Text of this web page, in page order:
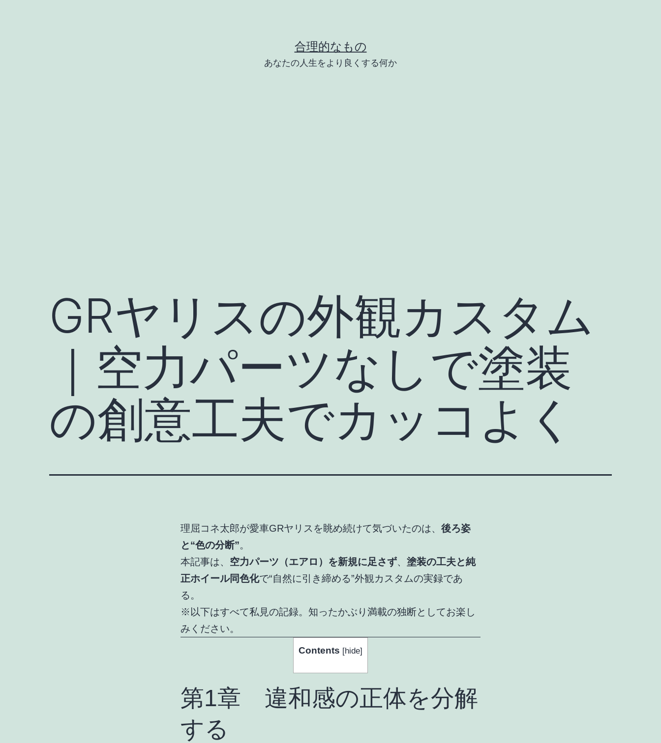
合理的なもの
あなたの人生をより良くする何か
GRヤリスの外観カスタム
｜空力パーツなしで塗装
の創意工夫でカッコよく
理屈コネ太郎が愛車GRヤリスを眺め続けて気づいたのは、 後ろ姿
と“色の分断”。
本記事は、 空力パーツ（エアロ）を新規に足さず、 塗装の工夫と純
正ホイール同色化で“自然に引き締める”外観カスタムの実録であ
る。
※以下はすべて私見の記録。知ったかぶり満載の独断としてお楽し
みください。
Contents [hide]
第1章 違和感の正体を分解
する